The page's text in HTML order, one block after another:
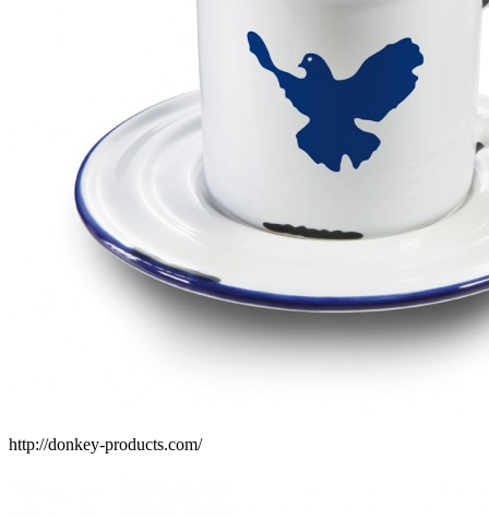
http://donkey-products.com/